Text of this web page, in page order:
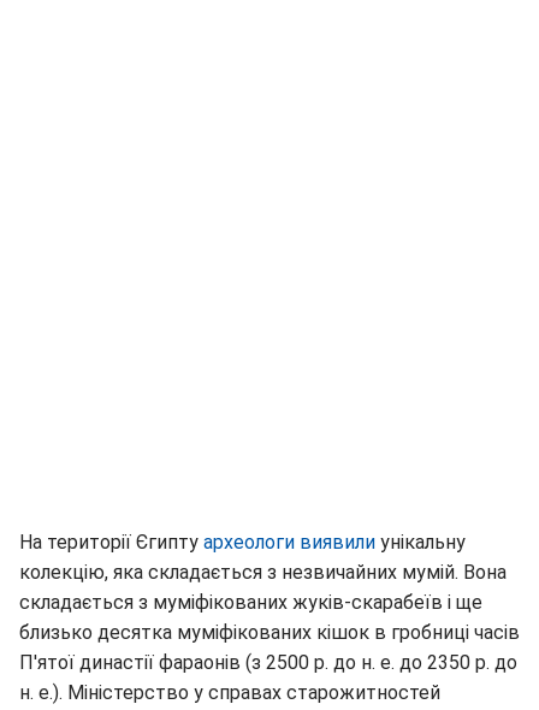
На території Єгипту археологи виявили унікальну
колекцію, яка складається з незвичайних мумій. Вона
складається з муміфікованих жуків-скарабеїв і ще
близько десятка муміфікованих кішок в гробниці часів
П'ятої династії фараонів (з 2500 р. до н. е. до 2350 р. до
н. е.). Міністерство у справах старожитностей